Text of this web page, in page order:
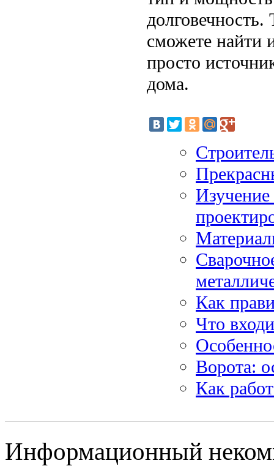
сможете найти
просто
дома.
Изучение
Как
Что
Ворота:
Как
Информационный